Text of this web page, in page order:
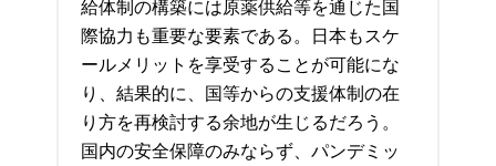
給体制の構築には原薬供給等を通じた国
際協力も重要な要素である。日本もスケ
ールメリットを享受することが可能にな
り、結果的に、国等からの支援体制の在
り方を再検討する余地が生じるだろう。
国内の安全保障のみならず、パンデミッ